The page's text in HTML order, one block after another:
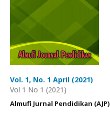
Vol. 1, No. 1 April (2021)
Vol 1 No 1 (2021)
Almufi Jurnal Pendidikan (AJP)